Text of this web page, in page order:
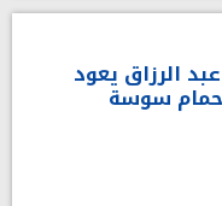
الرزاق يعود
سوسة